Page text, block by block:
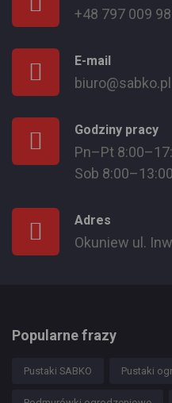
+48 797 009
E-mail
biuro@sabko.pl
Godziny pracy
Pn–Pt
Sob 8:00–13:00
Adres
Okuniew ul.
Popularne frazy
Pustaki SABKO Pustaki